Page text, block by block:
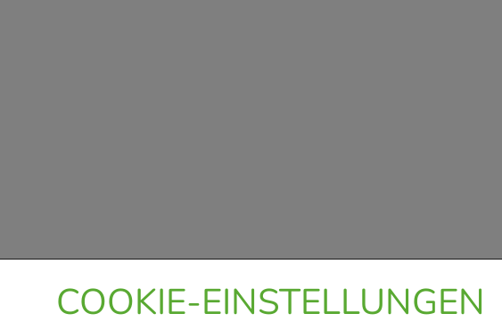
COOKIE-EINSTELLUNGEN